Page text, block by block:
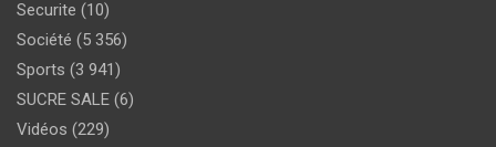
Securite (10)
Société (5 356)
Sports (3 941)
SUCRE SALE (6)
Vidéos (229)